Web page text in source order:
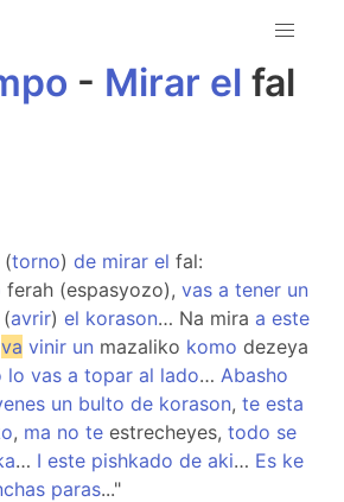
- Mirar el fal
(torno) de mirar el fal:
ferah (espasyozo), vas a tener un
avrir) el korason… Na mira a este
va vinir un mazaliko komo dezeya
lo vas a topar al lado… Abasho
un bulto de korason, te esta
, ma no te estrecheyes, todo se
… I este pishkado de aki… Es ke
paras..."